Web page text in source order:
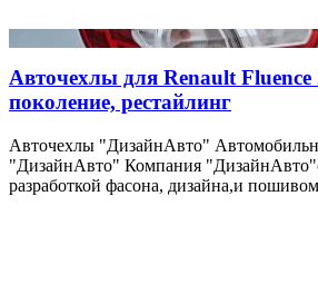
Авточехлы для Renault Fluence
поколение, рестайлинг
Авточехлы "ДизайнАвто"
"ДизайнАвто" Компания
разработкой фасона, дизайна,и